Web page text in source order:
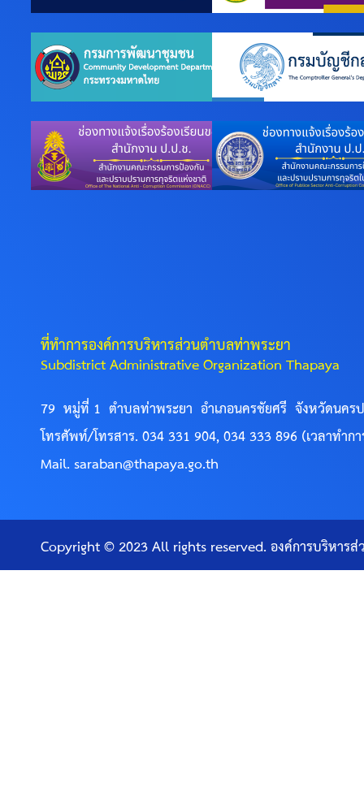
ที่ทำการองค์การบริหารส่วนตำบลท่าพระยา
Subdistrict Administrative Organization Thapaya
79 หมู่ที่ 1 ตำบลท่าพระยา อำเภอนครชัยศรี จังหวัดนคร
โทรศัพท์/โทรสาร. 034 331 904, 034 333 896 (เวลาทำก
Mail. saraban@thapaya.go.th
Copyright © 2023 All rights reserved. องค์การบริหาร